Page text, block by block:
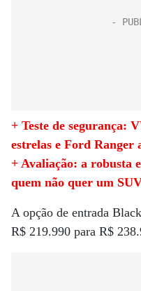
+ Teste de segurança:
estrelas e Ford Ranger
+ Avaliação: a robusta
quem não quer um
A opção de entrada
R$ 219.990 para R$